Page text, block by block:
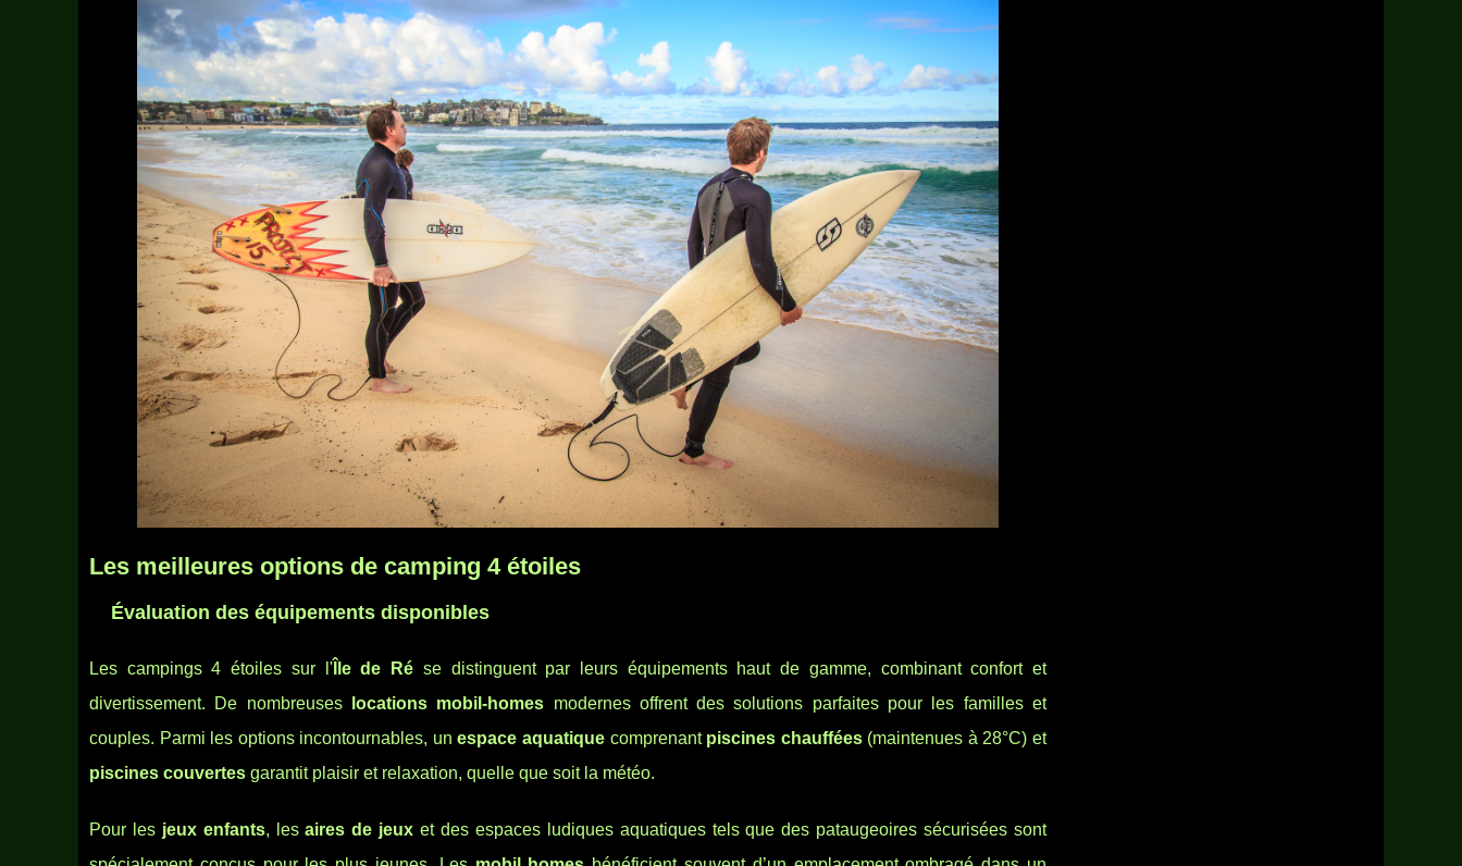
Les meilleures options de camping 4 étoiles
Évaluation des équipements disponibles
Les campings 4 étoiles sur l'Île de Ré se distinguent par leurs équipements haut de gamme, combinant confort et
divertissement. De nombreuses
locations mobil-homes modernes offrent des solutions parfaites pour les familles et
couples. Parmi les options incontournables, unespace aquatique comprenant piscines chauffées(maintenues à 28°C) et
piscines couvertes garantit plaisir et relaxation, quelle que soit la météo.
Pour les jeux enfants, lesaires de jeux et des espaces ludiques aquatiques tels que des pataugeoires sécurisées sont